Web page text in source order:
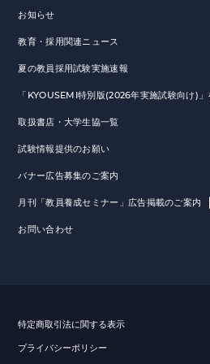
お知らせ
教育・採用関連ニュース
夏の教員採用試験実施速報
「KYOUSEMI特別版(2026年実施試験向け)
取扱書店・大学生協一覧
試験情報提供のお願い
バナー広告募集のご案内
月刊「教員養成セミナー」広告掲載のご案内
お問い合わせ
特定商取引法に関する表示
プライバシーポリシー